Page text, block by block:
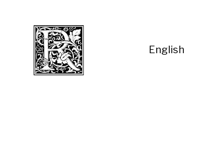
English